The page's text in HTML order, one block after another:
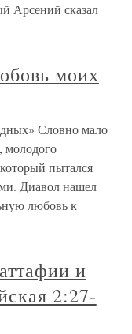
Арсений сказал
моих
Словно мало
молодого
пытался
Диавол нашел
любовь к
и
2:27-